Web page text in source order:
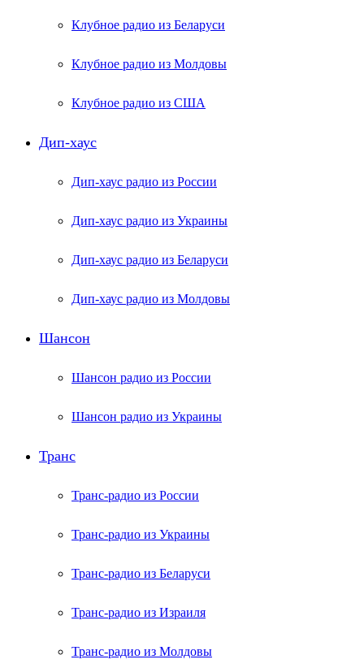
Клубное радио из Беларуси
Клубное радио из Молдовы
Клубное радио из США
Дип-хаус
Дип-хаус радио из России
Дип-хаус радио из Украины
Дип-хаус радио из Беларуси
Дип-хаус радио из Молдовы
Шансон
Шансон радио из России
Шансон радио из Украины
Транс
Транс-радио из России
Транс-радио из Украины
Транс-радио из Беларуси
Транс-радио из Израиля
Транс-радио из Молдовы